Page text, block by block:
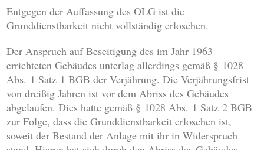
Entgegen der Auffassung des OLG ist die
Grunddienstbarkeit nicht vollständig erloschen.
Der Anspruch auf Beseitigung des im Jahr 1963
errichteten Gebäudes unterlag allerdings gemäß § 1028
Abs. 1 Satz 1 BGB der Verjährung. Die Verjährungsfrist
von dreißig Jahren ist vor dem Abriss des Gebäudes
abgelaufen. Dies hatte gemäß § 1028 Abs. 1 Satz 2 BGB
zur Folge, dass die Grunddienstbarkeit erloschen ist,
soweit der Bestand der Anlage mit ihr in Widerspruch